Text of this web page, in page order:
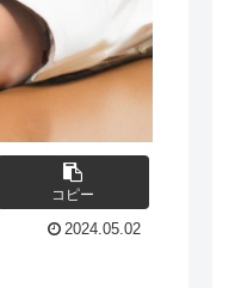
コピー
2024.05.02